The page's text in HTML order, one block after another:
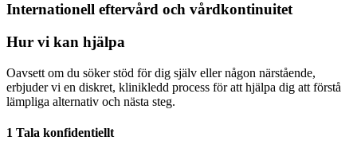
Internationell eftervård och vårdkontinuitet
Hur vi kan hjälpa
Oavsett om du söker stöd för dig själv eller någon närstående,
erbjuder vi en diskret, klinikledd process för att hjälpa dig att förstå
lämpliga alternativ och nästa steg.
1 Tala konfidentiellt